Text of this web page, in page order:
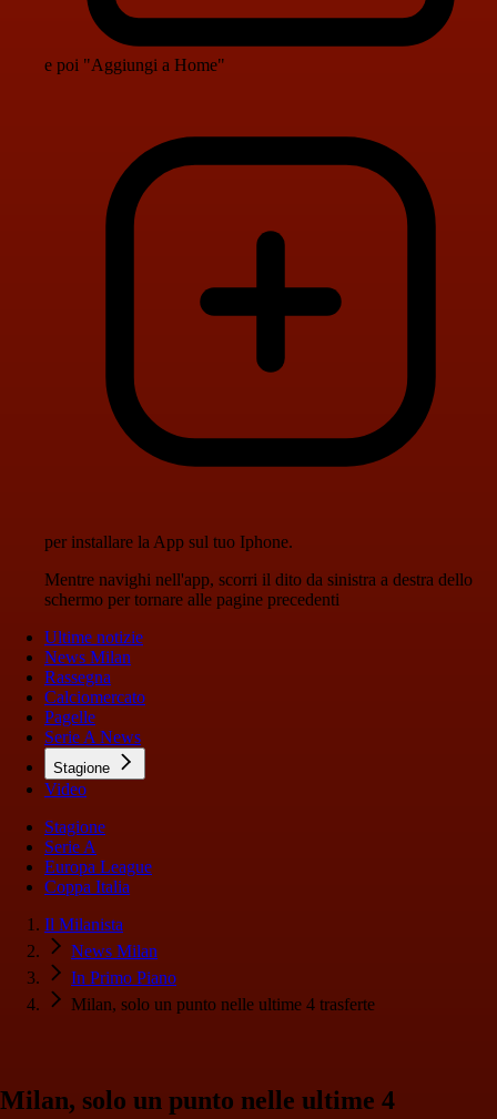
e poi "Aggiungi a Home"
per installare la App sul tuo Iphone.
Mentre navighi nell'app, scorri il dito da sinistra a destra dello
schermo per tornare alle pagine precedenti
Ultime notizie
News Milan
Rassegna
Calciomercato
Pagelle
Serie A News
Stagione
Video
Stagione
Serie A
Europa League
Coppa Italia
Il Milanista
News Milan
In Primo Piano
Milan, solo un punto nelle ultime 4 trasferte
Milan, solo un punto nelle ultime 4